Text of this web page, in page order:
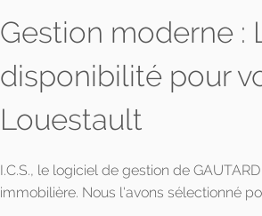
Gestion moderne :
disponibilité pour
Louestault
I.C.S., le logiciel de gestion de
immobilière. Nous l'avons sélectionné